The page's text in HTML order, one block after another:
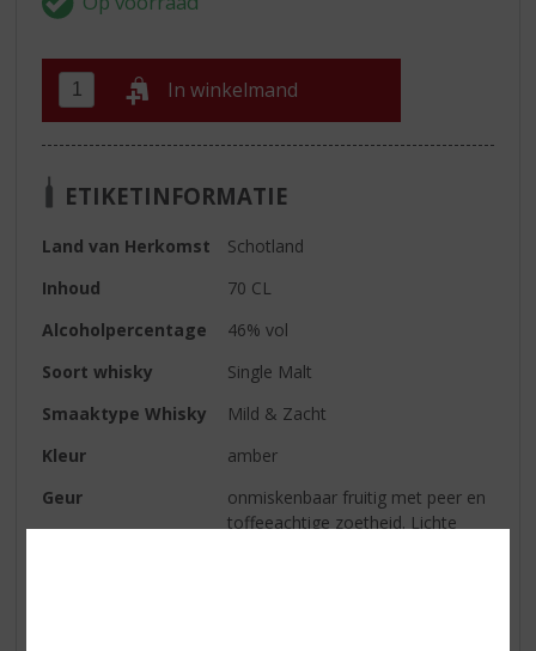
In winkelmand
ETIKETINFORMATIE
Land van Herkomst
Schotland
Inhoud
70 CL
Alcoholpercentage
46% vol
Soort whisky
Single Malt
Smaaktype Whisky
Mild & Zacht
Kleur
amber
Geur
onmiskenbaar fruitig met peer en
toffeeachtige zoetheid. Lichte